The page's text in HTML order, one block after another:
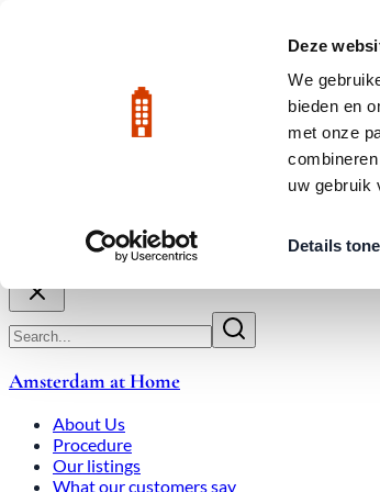
Deze
We
bieden en
met onze
uw gebruik
Details
Amsterdam at Home
About Us
Procedure
Our listings
What our customers say